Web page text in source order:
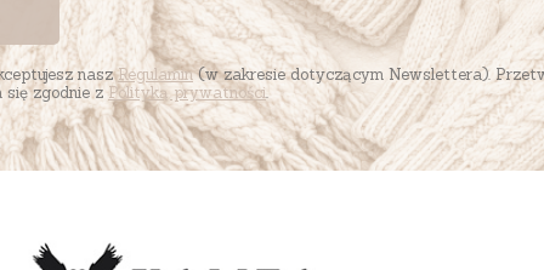
naszRegulamin(w zakresie dotyczącym Newslettera).
się zgodnie zPolityką prywatności.